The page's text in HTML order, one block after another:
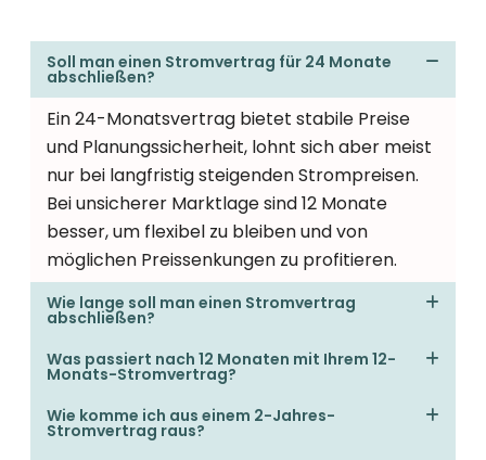
Soll man einen Stromvertrag für 24 Monate
abschließen?
Ein 24-Monatsvertrag bietet stabile Preise
und Planungssicherheit, lohnt sich aber meist
nur bei langfristig steigenden Strompreisen.
Bei unsicherer Marktlage sind 12 Monate
besser, um flexibel zu bleiben und von
möglichen Preissenkungen zu profitieren.
Wie lange soll man einen Stromvertrag
abschließen?
Was passiert nach 12 Monaten mit Ihrem 12-
Monats-Stromvertrag?
Wie komme ich aus einem 2-Jahres-
Stromvertrag raus?